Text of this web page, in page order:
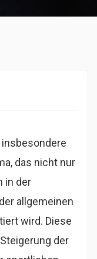
insbesondere
das nicht nur
in der
allgemeinen
wird. Diese
der